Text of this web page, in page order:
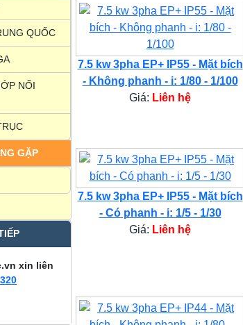
QUỐC
NỐI
GẶP
xin liên
7.5 kw 3pha EP+ IP55 - Mặt bích
- Không phanh - i: 1/80 - 1/100
Giá: Liên hệ
7.5 kw 3pha EP+ IP55 - Mặt bích
- Có phanh - i: 1/5 - 1/30
Giá: Liên hệ